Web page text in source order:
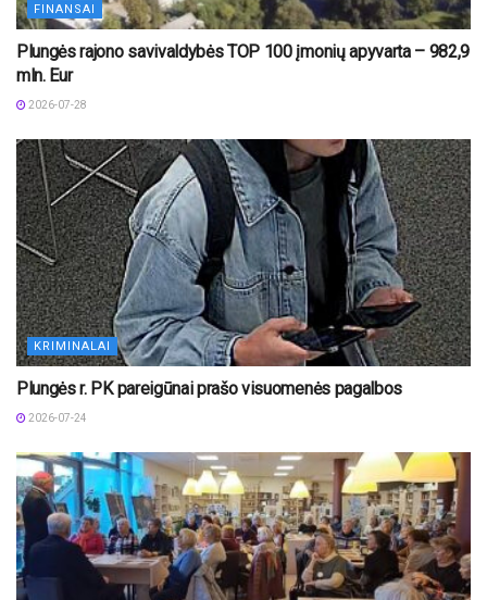
FINANSAI
Plungės rajono savivaldybės TOP 100 įmonių apyvarta – 982,9
mln. Eur
2026-07-28
KRIMINALAI
Plungės r. PK pareigūnai prašo visuomenės pagalbos
2026-07-24